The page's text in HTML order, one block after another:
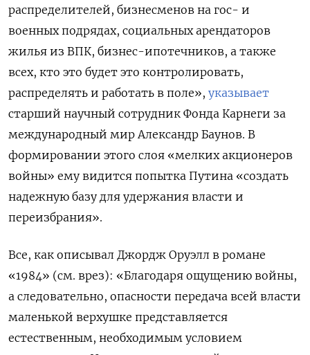
распределителей, бизнесменов на гос- и
военных подрядах, социальных арендаторов
жилья из ВПК, бизнес-ипотечников, а также
всех, кто это будет это контролировать,
распределять и работать в поле», указывает
старший научный сотрудник Фонда Карнеги за
международный мир Александр Баунов. В
формировании этого слоя «мелких акционеров
войны» ему видится попытка Путина «создать
надежную базу для удержания власти и
переизбрания».
Все, как описывал Джордж Оруэлл в романе
«1984» (см. врез): «Благодаря ощущению войны,
а следовательно, опасности передача всей власти
маленькой верхушке представляется
естественным, необходимым условием